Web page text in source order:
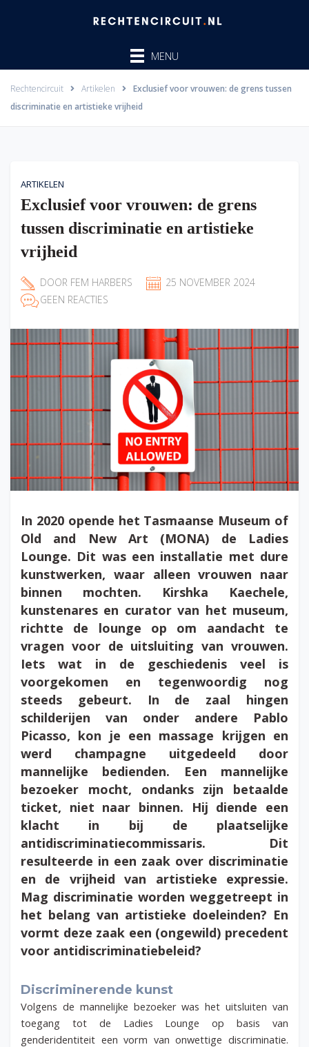
MENU
Rechtencircuit Artikelen
Exclusief voor vrouwen: de grens tussen
discriminatie en artistieke vrijheid
ARTIKELEN
Exclusief voor vrouwen: de grens
tussen discriminatie en artistieke
vrijheid
DOOR FEM HARBERS
25 NOVEMBER 2024
GEEN REACTIES
In 2020 opende het Tasmaanse Museum of
Old and New Art (MONA) de Ladies
Lounge. Dit was een installatie met dure
kunstwerken, waar alleen vrouwen naar
binnen mochten. Kirshka Kaechele,
kunstenares en curator van het museum,
richtte de lounge op om aandacht te
vragen voor de uitsluiting van vrouwen.
Iets wat in de geschiedenis veel is
voorgekomen en tegenwoordig nog
steeds gebeurt. In de zaal hingen
schilderijen van onder andere Pablo
Picasso, kon je een massage krijgen en
werd champagne uitgedeeld door
mannelijke bedienden. Een mannelijke
bezoeker mocht, ondanks zijn betaalde
ticket, niet naar binnen. Hij diende een
klacht in bij de plaatselijke
antidiscriminatiecommissaris. Dit
resulteerde in een zaak over discriminatie
en de vrijheid van artistieke expressie.
Mag discriminatie worden weggetreept in
het belang van artistieke doeleinden? En
vormt deze zaak een (ongewild) precedent
voor antidiscriminatiebeleid?
Discriminerende kunst
Volgens de mannelijke bezoeker was het uitsluiten van
toegang tot de Ladies Lounge op basis van
genderidentiteit een vorm van onwettige discriminatie.